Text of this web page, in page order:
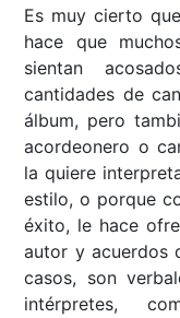
Es muy cierto
hace que
sientan
cantidades de
álbum, pero
acordeonero o
la quiere
estilo, o porque
éxito, le hace
autor y acuerdos
casos, son
intérpretes,